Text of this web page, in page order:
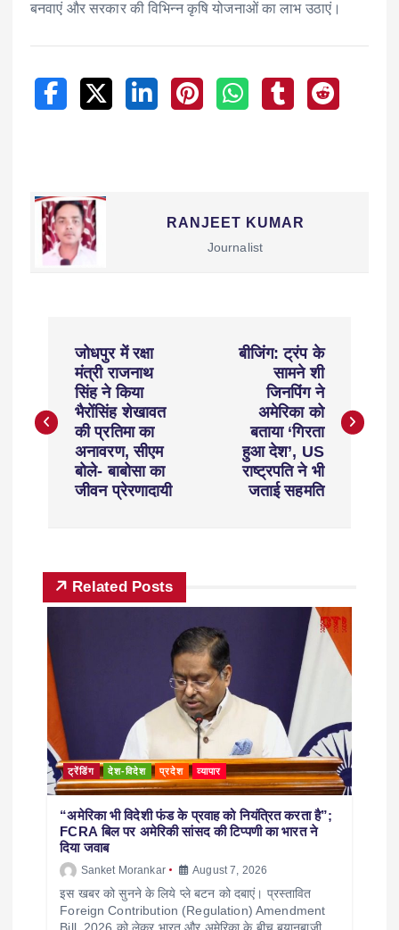
बनवाएं और सरकार की विभिन्न कृषि योजनाओं का लाभ उठाएं।
RANJEET KUMAR
Journalist
जोधपुर में रक्षा
मंत्री राजनाथ
सिंह ने किया
भैरोंसिंह शेखावत
की प्रतिमा का
अनावरण, सीएम
बोले- बाबोसा का
जीवन प्रेरणादायी
बीजिंग: ट्रंप के
सामने शी
जिनपिंग ने
अमेरिका को
बताया ‘गिरता
हुआ देश’, US
राष्ट्रपति ने भी
जताई सहमति
Related Posts
ट्रेंडिंग देश-विदेश प्रदेश व्यापार
“अमेरिका भी विदेशी फंड के प्रवाह को नियंत्रित करता है”;
FCRA बिल पर अमेरिकी सांसद की टिप्पणी का भारत ने
दिया जवाब
Sanket Morankar August 7, 2026
इस खबर को सुनने के लिये प्ले बटन को दबाएं। प्रस्तावित
Foreign Contribution (Regulation) Amendment
Bill, 2026 को लेकर भारत और अमेरिका के बीच बयानबाजी